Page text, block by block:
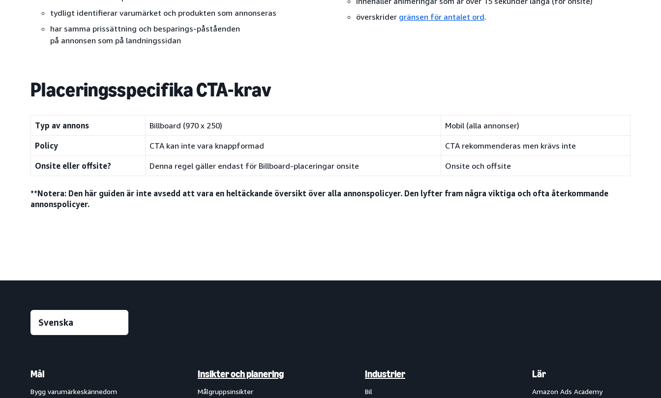
tydligt identifierar varumärket och produkten som annonseras
har samma prissättning och besparings-påståenden
på annonsen som på landningssidan
överskrider gränsen för antalet ord.
Placeringsspecifika CTA-krav
Typ av annons Billboard (970 x 250) Mobil (alla annonser)
Policy CTA kan inte vara knappformad CTA rekommenderas men krävs inte
Onsite eller offsite? Denna regel gäller endast för Billboard-placeringar onsite Onsite och offsite
**Notera: Den här guiden är inte avsedd att vara en heltäckande översikt över alla annonspolicyer. Den lyfter fram några viktiga och ofta återkommande
annonspolicyer.
Mål
Bygg varumärkeskännedom
Insikter och planering
Målgruppsinsikter
Industrier
Bil
Lär
Amazon Ads Academy